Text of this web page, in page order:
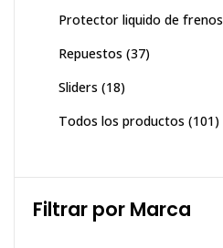
Protector liquido de frenos
Repuestos (37)
Sliders (18)
Todos los productos (101)
Filtrar por Marca